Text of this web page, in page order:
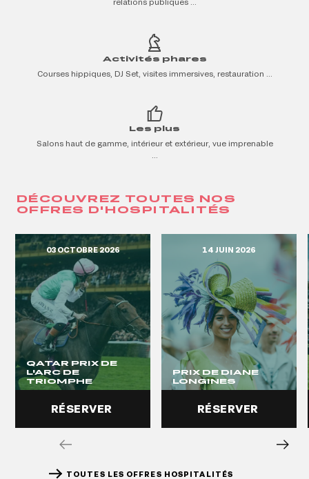
relations publiques …
Activités phares
Courses hippiques, DJ Set, visites immersives, restauration …
Les plus
Salons haut de gamme, intérieur et extérieur, vue imprenable
DÉCOUVREZ TOUTES NOS
OFFRES D'HOSPITALITÉS
03 OCTOBRE 2026
QATAR PRIX DE
L'ARC DE
TRIOMPHE
RÉSERVER
14 JUIN 2026
PRIX DE DIANE
LONGINES
RÉSERVER
TOUTES LES OFFRES HOSPITALITÉS